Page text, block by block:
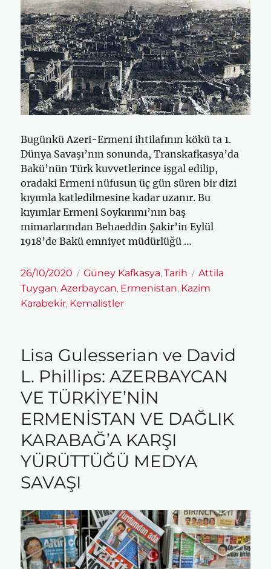
Bugünkü Azeri-Ermeni ihtilafının kökü ta 1.
Dünya Savaşı’nın sonunda, Transkafkasya’da
Bakü’nün Türk kuvvetlerince işgal edilip,
oradaki Ermeni nüfusun üç gün süren bir dizi
kıyımla katledilmesine kadar uzanır. Bu
kıyımlar Ermeni Soykırımı’nın baş
mimarlarından Behaeddin Şakir’in Eylül
1918’de Bakü emniyet müdürlüğü …
Yayın
tarihi
26/10/2020 Kategoriler
Güney Kafkasya,Tarih Etiketler
Attila
Tuygan,Azerbaycan, Ermenistan, Kazim
Karabekir, Kemalistler
Lisa Gulesserian ve David
L. Phillips: AZERBAYCAN
VE TÜRKİYE’NİN
ERMENİSTAN VE DAĞLIK
KARABAĞ’A KARŞI
YÜRÜTTÜĞÜ MEDYA
SAVAŞI